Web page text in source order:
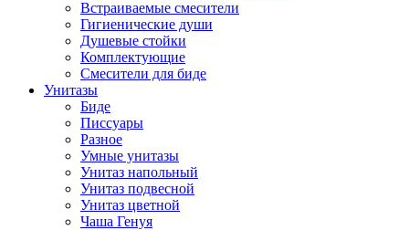
Встраиваемые смесители
Гигиенические души
Душевые стойки
Комплектующие
Смесители для биде
Унитазы
Биде
Писсуары
Разное
Умные унитазы
Унитаз напольный
Унитаз подвесной
Унитаз цветной
Чаша Генуя